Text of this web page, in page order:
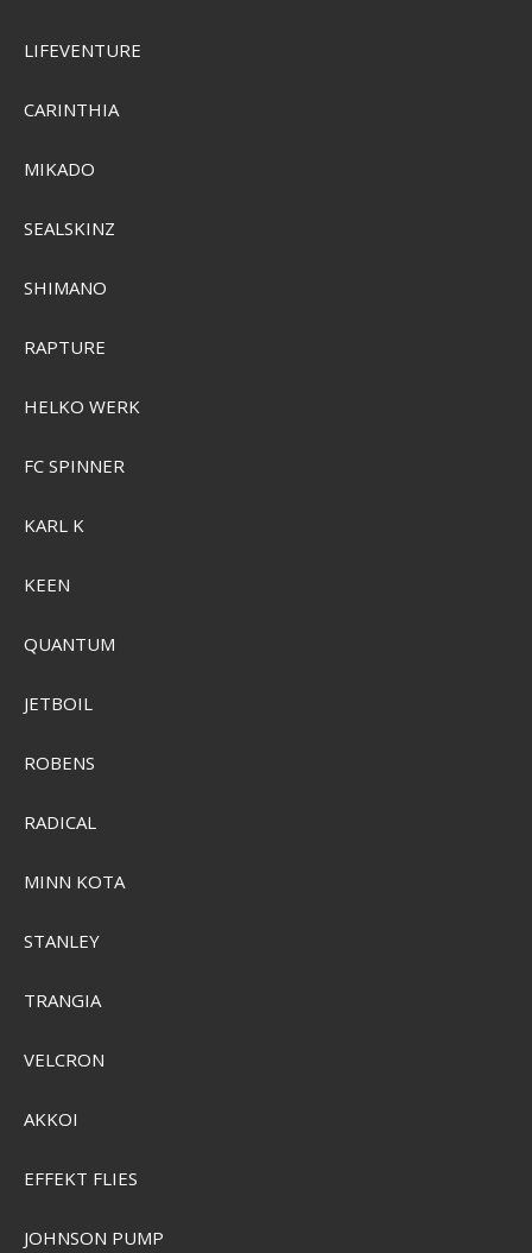
Camelbak Stoaway 3L Isoleret Reservoir
SEK 1.028,00
LIFEVENTURE
CARINTHIA
MIKADO
SEALSKINZ
SHIMANO
RAPTURE
HELKO WERK
FC SPINNER
KARL K
KEEN
QUANTUM
JETBOIL
ROBENS
RADICAL
MINN KOTA
STANLEY
TRANGIA
VELCRON
AKKOI
EFFEKT FLIES
JOHNSON PUMP